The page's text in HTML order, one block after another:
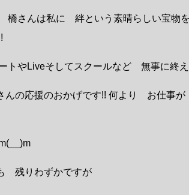
さんは私に 絆という素晴らしい宝物を
トやLiveそしてスクールなど 無事に終
んの応援のおかげです!! 何より お仕事
残りわずかですが